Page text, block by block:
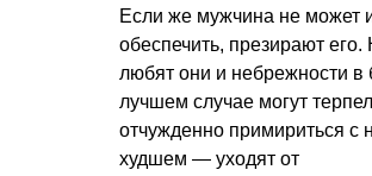
Если же мужчина не может
обеспечить, презирают его.
любят они и небрежности в
лучшем случае могут
отчужденно примириться с
худшем — уходят от